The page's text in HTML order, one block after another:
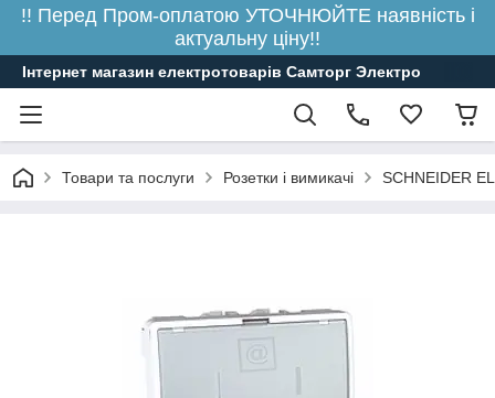
!! Перед Пром-оплатою УТОЧНЮЙТЕ наявність і
актуальну ціну!!
Інтернет магазин електротоварів Самторг Электро
Товари та послуги Розетки і вимикачі SCHNEIDER